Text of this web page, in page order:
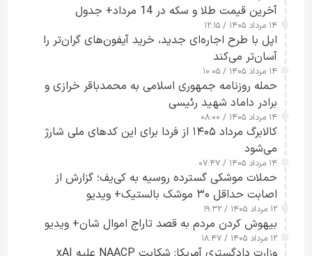
آخرین قیمت طلا و سکه در 14 مرداد+ جدول
۱۴ مرداد ۱۴۰۵ / ۱۲:۱۵
اپل با طرح اجاره‌ای جدید، خرید آیفون‌های گران‌تر را
آسان‌تر می‌کند
۱۴ مرداد ۱۴۰۵ / ۱۰:۰۵
حمله روزنامه جمهوری اسلامی به محمدباقر خرازی و
برادر داماد شهید رئیسی
۱۴ مرداد ۱۴۰۵ / ۰۸:۰۰
کالابرگ مرداد ۱۴۰۵ از فردا برای این کدهای ملی شارژ
می‌شود
۱۴ مرداد ۱۴۰۵ / ۰۷:۴۷
حملات موشکی گسترده روسیه به کی‌یف؛ گزارش از
اصابت حداقل ۳۰ موشک بالستیک+ ویدیو
۱۲ مرداد ۱۴۰۵ / ۱۹:۳۲
بیهوش کردن مردم به قصد تاراج اموال شان+ ویدیو
۱۲ مرداد ۱۴۰۵ / ۱۸:۴۷